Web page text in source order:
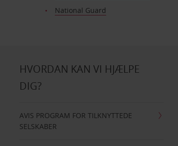
National Guard
HVORDAN KAN VI HJÆLPE
DIG?
AVIS PROGRAM FOR TILKNYTTEDE
SELSKABER